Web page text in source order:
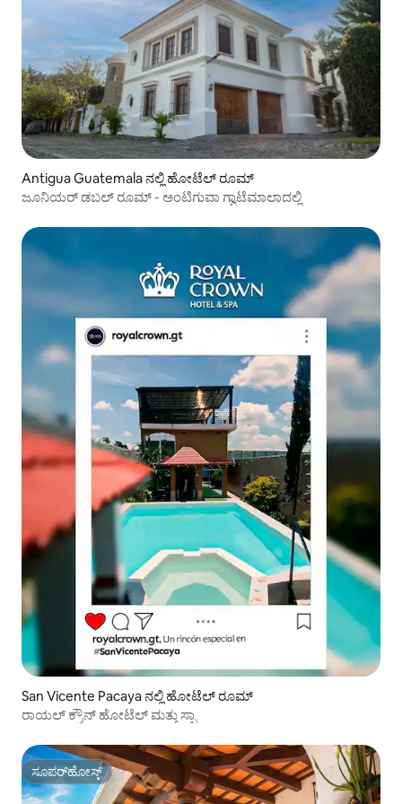
Antigua Guatemala ನಲ್ಲಿ ಹೋಟೆಲ್ ರೂಮ್
ಜೂನಿಯರ್ ಡಬಲ್ ರೂಮ್ - ಅಂಟಿಗುವಾ ಗ್ವಾಟೆಮಾಲಾದಲ್ಲಿ
San Vicente Pacaya ನಲ್ಲಿ ಹೋಟೆಲ್ ರೂಮ್
ರಾಯಲ್ ಕ್ರೌನ್ ಹೋಟೆಲ್ ಮತ್ತು ಸ್ಪಾ
ಸೂಪರ್‌ಹೋಸ್ಟ್
ಸೂಪರ್‌ಹೋಸ್ಟ್